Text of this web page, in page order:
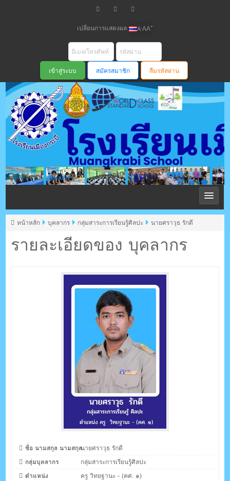
เปลี่ยนการแสดงผล A-AA+
สมัครสมาชิก ลืมรหัสผ่าน
โรงเรียนเมือง
กระบี่ สพม
ตรัง กระบี่
รายละเอียดของ บุคลากร
หน้าหลัก บุคลากร กลุ่มสาระการเรียนรู้ศิลปะ นายศราวุธ รักดี
ชื่อ นามสกุล นามสกุลนายศราวุธ รักดี
กลุ่มบุคลากร
กลุ่มสาระการเรียนรู้ศิลปะ
ตำแหน่ง
ครู วิทยฐานะ - (คศ. ๑)